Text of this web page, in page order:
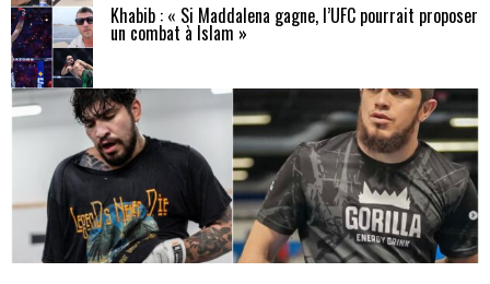
Khabib : « Si Maddalena gagne, l’UFC pourrait proposer
un combat à Islam »